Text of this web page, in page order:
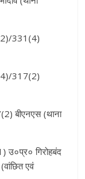
331(4)
317(2)
बीएनएस (थाना
गिरोहबंद
एवं